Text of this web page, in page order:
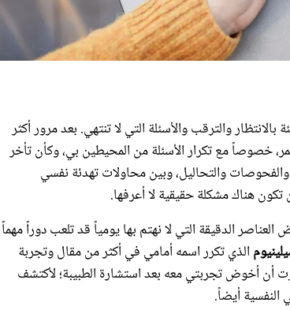
والترقب والأسئلة التي لا تنتهي. بعد مرور أكثر
خصوصاً مع تكرار الأسئلة من المحيطين بي، وكأنتأخر
والتحاليل، وبين محاولات تهدئة نفسي
هناك مشكلة حقيقية لا أعرفها.
الدقيقة التي لا نهتم بها يومياً قد تلعب دوراً مهماً
الذي تكرر اسمه أمامي في أكثر من مقال وتجربة
أن أخوض تجربتي معه بعد استشارة الطبيبة؛ لأكتشف
أيضاً.